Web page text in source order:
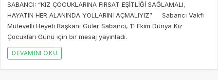
SABANCI: “KIZ ÇOCUKLARINA FIRSAT EŞİTLİĞİ SAĞLAMALI,
HAYATIN HER ALANINDA YOLLARINI AÇMALIYIZ” Sabancı Vakfı
Mütevelli Heyeti Başkanı Güler Sabancı, 11 Ekim Dünya Kız
Çocukları Günü için bir mesaj yayınladı.
DEVAMINI OKU